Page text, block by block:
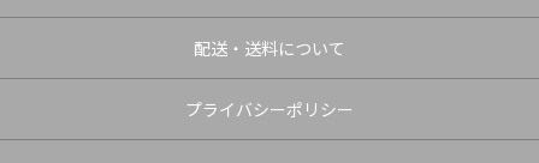
配送・送料について
プライバシーポリシー